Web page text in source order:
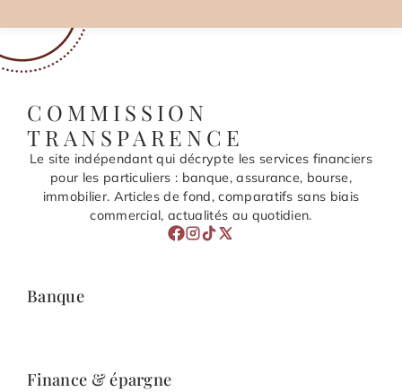
COMMISSION
TRANSPARENCE
Le site indépendant qui décrypte les services financiers
pour les particuliers : banque, assurance, bourse,
immobilier. Articles de fond, comparatifs sans biais
commercial, actualités au quotidien.
Banque
Finance & épargne